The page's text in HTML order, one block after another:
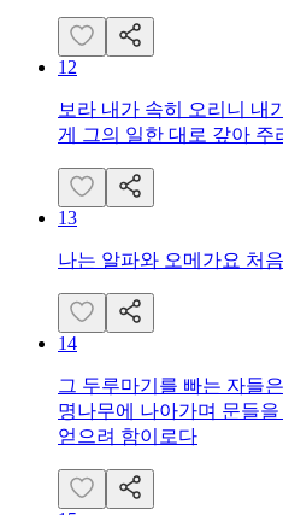
12
보라 내가 속히 오리니 내
게 그의 일한 대로 갚아 주
13
나는 알파와 오메가요 처
14
그 두루마기를 빠는 자들
명나무에 나아가며 문들
얻으려 함이로다